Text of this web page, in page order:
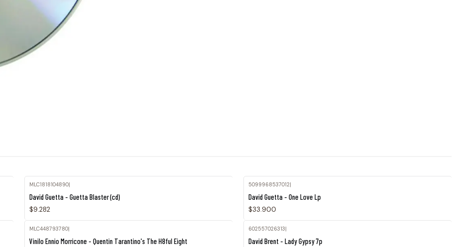
MLC1818104890|
David Guetta - Guetta Blaster (cd)
$9.282
5099968537012|
David Guetta - One Love Lp
$33.900
MLC448793780|
Vinilo Ennio Morricone - Quentin Tarantino's The H8ful Eight
602557026313|
David Brent - Lady Gypsy 7p